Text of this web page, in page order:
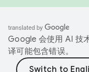
Google 会使用 AI 技
译可能包含错误。